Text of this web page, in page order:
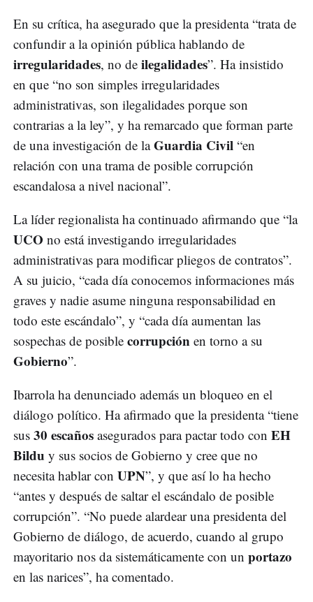
En su crítica, ha asegurado que la presidenta “trata de
confundir a la opinión pública hablando de
irregularidades, no de ilegalidades”. Ha insistido
en que “no son simples irregularidades
administrativas, son ilegalidades porque son
contrarias a la ley”, y ha remarcado que forman parte
de una investigación de laGuardia Civil “en
relación con una trama de posible corrupción
escandalosa a nivel nacional”.
La líder regionalista ha continuado afirmando que “la
UCO no está investigando irregularidades
administrativas para modificar pliegos de contratos”.
A su juicio, “cada día conocemos informaciones más
graves y nadie asume ninguna responsabilidad en
todo este escándalo”, y “cada día aumentan las
sospechas de posible corrupción en torno a su
Gobierno”.
Ibarrola ha denunciado además un bloqueo en el
diálogo político. Ha afirmado que la presidenta “tiene
sus 30 escaños asegurados para pactar todo con EH
Bildu y sus socios de Gobierno y cree que no
necesita hablar con UPN”, y que así lo ha hecho
“antes y después de saltar el escándalo de posible
corrupción”. “No puede alardear una presidenta del
Gobierno de diálogo, de acuerdo, cuando al grupo
mayoritario nos da sistemáticamente con un portazo
en las narices”, ha comentado.